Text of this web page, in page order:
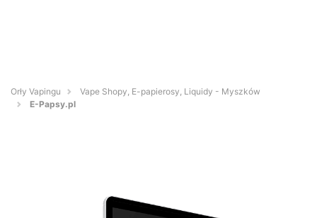
Orły Vapingu
Vape Shopy, E-papierosy, Liquidy - Myszków
E-Papsy.pl